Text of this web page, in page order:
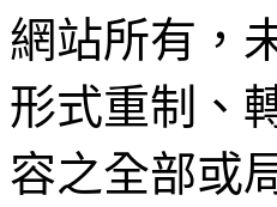
網站所有，
形式重制、
容之全部或